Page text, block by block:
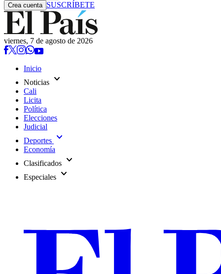
Crea cuenta SUSCRÍBETE
viernes, 7 de agosto de 2026
Inicio
Noticias expand_more
Cali
Licita
Política
Elecciones
Judicial
Deportes expand_more
Economía
Clasificados expand_more
Especiales expand_more